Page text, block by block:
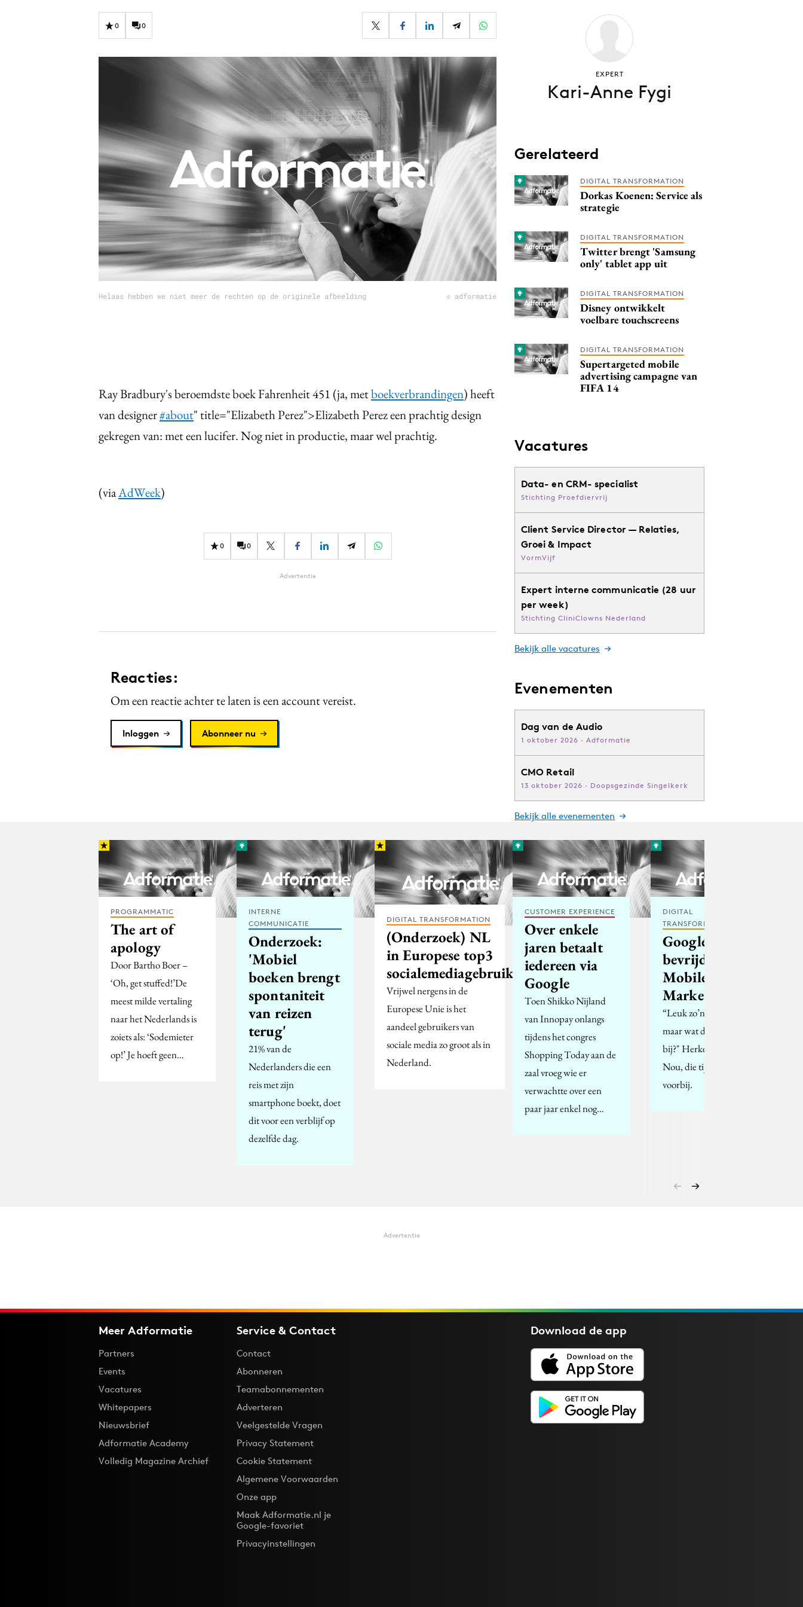
Interne communicatie
Martech
Purpose Marketing
Reputatie & crisis
0 0
Helaas hebben we niet meer de rechten op de originele afbeelding © adformatie
Ray Bradbury's beroemdste boek Fahrenheit 451 (ja, metboekverbrandingen) heeft
van designer#about" title="Elizabeth Perez">Elizabeth Perez een prachtig design
gekregen van: met een lucifer. Nog niet in productie, maar wel prachtig.
(viaAdWeek)
0 0
Advertentie
Reacties:
Om een reactie achter te laten is een account vereist.
Inloggen Abonneer nu
EXPERT
Kari-Anne Fygi
Gerelateerd
DIGITAL TRANSFORMATION
Dorkas Koenen: Service als
strategie
DIGITAL TRANSFORMATION
Twitter brengt 'Samsung
only' tablet app uit
DIGITAL TRANSFORMATION
Disney ontwikkelt
voelbare touchscreens
DIGITAL TRANSFORMATION
Supertargeted mobile
advertising campagne van
FIFA 14
Vacatures
Data- en CRM- specialist
Stichting Proefdiervrij
Client Service Director — Relaties,
Groei & Impact
VormVijf
Expert interne communicatie (28 uur
per week)
Stichting CliniClowns Nederland
Bekijk alle vacatures
Evenementen
Dag van de Audio
1 oktober 2026 · Adformatie
CMO Retail
13 oktober 2026 · Doopsgezinde Singelkerk
Bekijk alle evenementen
PROGRAMMATIC
The art of
apology
Door Bartho Boer –
‘Oh, get stuffed!’De
meest milde vertaling
naar het Nederlands is
zoiets als: ‘Sodemieter
op!’ Je hoeft geen…
INTERNE
COMMUNICATIE
Onderzoek:
'Mobiel
boeken brengt
spontaniteit
van reizen
terug'
21% van de
Nederlanders die een
reis met zijn
smartphone boekt, doet
dit voor een verblijf op
dezelfde dag.
DIGITAL TRANSFORMATION
(Onderzoek) NL
in Europese top3
socialemediagebruik
Vrijwel nergens in de
Europese Unie is het
aandeel gebruikers van
sociale media zo groot als in
Nederland.
CUSTOMER EXPERIENCE
Over enkele
jaren betaalt
iedereen via
Google
Toen Shikko Nijland
van Innopay onlangs
tijdens het congres
Shopping Today aan de
zaal vroeg wie er
verwachtte over een
paar jaar enkel nog…
DIGITAL
TRANSFORMATION
Google+
bevrijdt
Mobile
Marketeers
“Leuk zo’n mobiele site,
maar wat draagt het
bij?" Herken je dit?
Nou, die tijden zijn
voorbij.
Advertentie
Meer Adformatie
Partners
Events
Vacatures
Whitepapers
Nieuwsbrief
Adformatie Academy
Volledig Magazine Archief
Service & Contact
Contact
Abonneren
Teamabonnementen
Adverteren
Veelgestelde Vragen
Privacy Statement
Cookie Statement
Algemene Voorwaarden
Onze app
Maak Adformatie.nl je
Google-favoriet
Privacyinstellingen
Download deapp